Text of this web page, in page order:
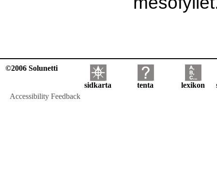
©2006 Solunetti
sidkarta tenta lexikon
Accessibility Feedback